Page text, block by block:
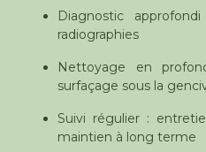
Diagnostic
radiographies
Nettoyage en
surfaçage sous la
Suivi régulier :
maintien à long terme